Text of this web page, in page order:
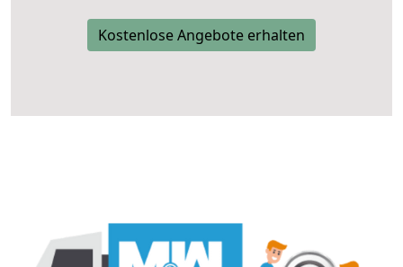
Kostenlose Angebote erhalten